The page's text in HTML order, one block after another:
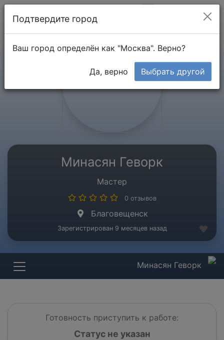
Минасян Геворк
Мастер
0 отзывов
Благовещенск
Зарегистрирован 9 месяцев назад
Минасян Геворк
Готовность приступить к работе:
Статус не указан
Подтвердите город
Ваш город определён как "Москва". Верно?
Да, верно Выбрать другой